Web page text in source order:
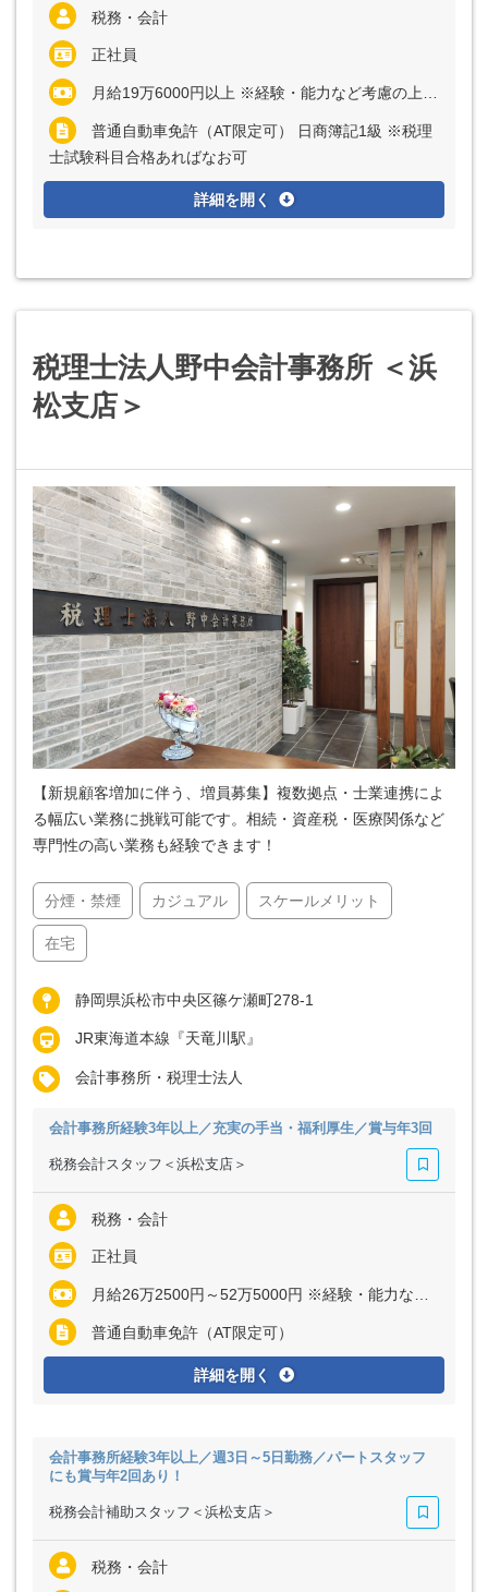
税務・会計
正社員
月給19万6000円以上 ※経験・能力など考慮の上、決定いたします ※残業代全額支給
普通自動車免許（AT限定可） 日商簿記1級 ※税理
士試験科目合格あればなお可
詳細を開く
税理士法人野中会計事務所 ＜浜
松支店＞
【新規顧客増加に伴う、増員募集】複数拠点・士業連携によ
る幅広い業務に挑戦可能です。相続・資産税・医療関係など
専門性の高い業務も経験できます！
分煙・禁煙 カジュアル スケールメリット
在宅
静岡県浜松市中央区篠ケ瀬町278-1
JR東海道本線『天竜川駅』
会計事務所・税理士法人
会計事務所経験3年以上／充実の手当・福利厚生／賞与年3回
税務会計スタッフ＜浜松支店＞
税務・会計
正社員
月給26万2500円～52万5000円 ※経験・能力など考慮の上、決定いたします ※上記に固定残業代（月40時間分＝6万2500円～12万5000円）を含む ※超過分は別途全額支給
普通自動車免許（AT限定可）
詳細を開く
会計事務所経験3年以上／週3日～5日勤務／パートスタッフ
にも賞与年2回あり！
税務会計補助スタッフ＜浜松支店＞
税務・会計